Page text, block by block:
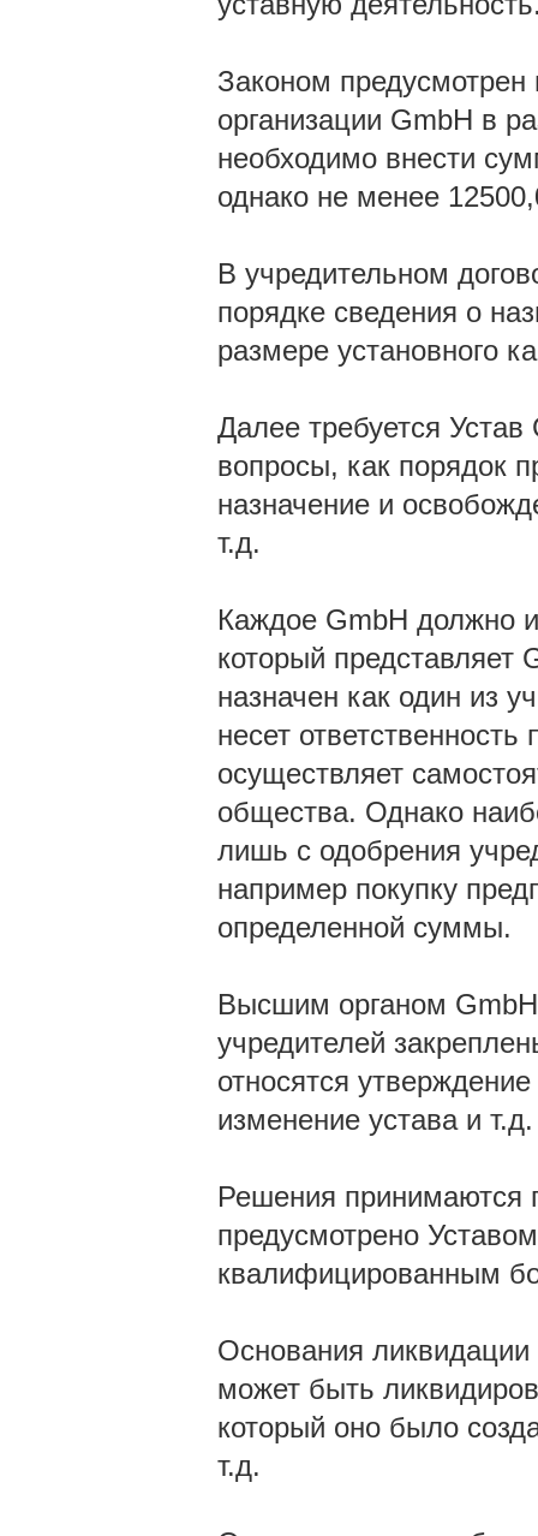
Законом
организации GmbH в
необходимо внести
однако не менее
В учредительном
порядке сведения о
размере установного
Далее требуется
вопросы, как порядок
назначение и
т.д.
Каждое GmbH должно
который
назначен как один из
несет
осуществляет
общества. Однако
лишь с одобрения
например покупку
определенной суммы.
Высшим органом
учредителей
относятся
изменение устава и т.д.
Решения принимаются
предусмотрено
квалифицированным
Основания
может быть
который оно было
т.д.